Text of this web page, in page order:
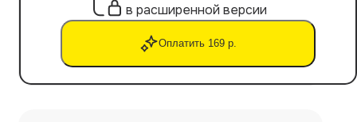
в расширенной версии
Оплатить 169 р.